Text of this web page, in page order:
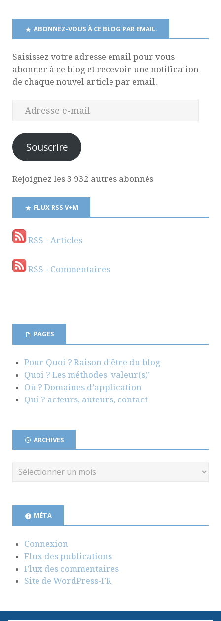
ABONNEZ-VOUS À CE BLOG PAR EMAIL.
Saisissez votre adresse email pour vous
abonner à ce blog et recevoir une notification
de chaque nouvel article par email.
Souscrire
Rejoignez les 3 932 autres abonnés
FLUX RSS V+M
RSS - Articles
RSS - Commentaires
PAGES
Pour Quoi ? Raison d’être du blog
Quoi ? Les méthodes ‘valeur(s)’
Où ? Domaines d’application
Qui ? acteurs, auteurs, contact
ARCHIVES
MÉTA
Connexion
Flux des publications
Flux des commentaires
Site de WordPress-FR